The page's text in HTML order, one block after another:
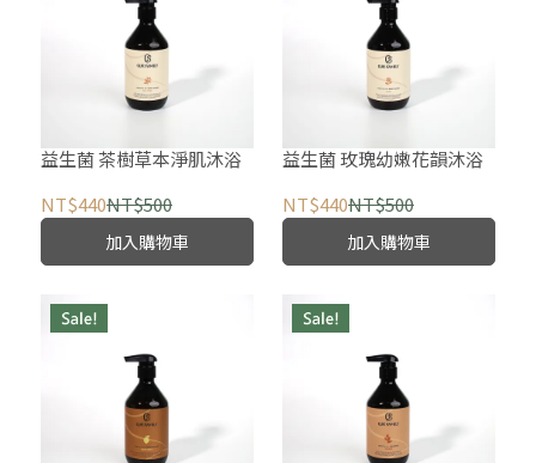
益生菌 茶樹草本淨肌沐浴
NT$440NT$500
加入購物車
益生菌 玫瑰幼嫩花韻沐浴
NT$440NT$500
加入購物車